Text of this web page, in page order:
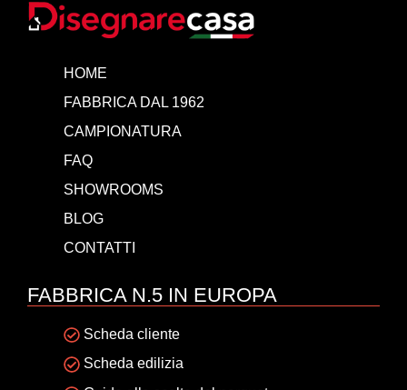
HOME
FABBRICA DAL 1962
CAMPIONATURA
FAQ
SHOWROOMS
BLOG
CONTATTI
FABBRICA N.5 IN EUROPA
Scheda cliente
Scheda edilizia